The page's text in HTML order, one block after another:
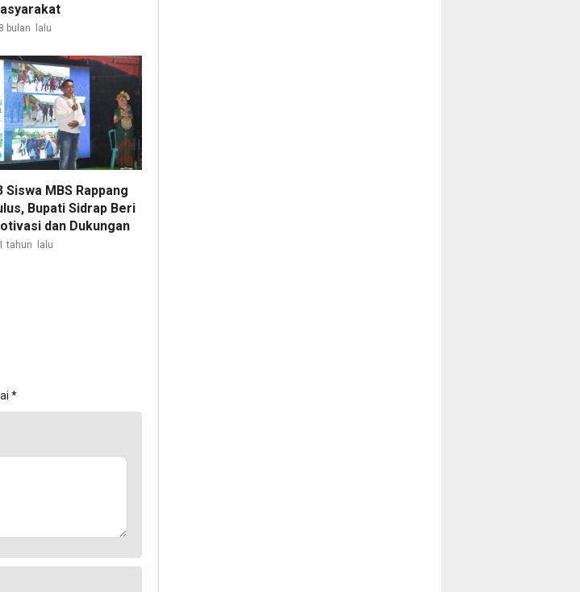
8 bulan lalu
Siswa MBS Rappang
Bupati Sidrap Beri
dan Dukungan
1 tahun lalu
*